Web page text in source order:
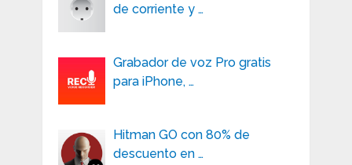
de corriente y …
Grabador de voz Pro gratis
para iPhone, …
Hitman GO con 80% de
descuento en …